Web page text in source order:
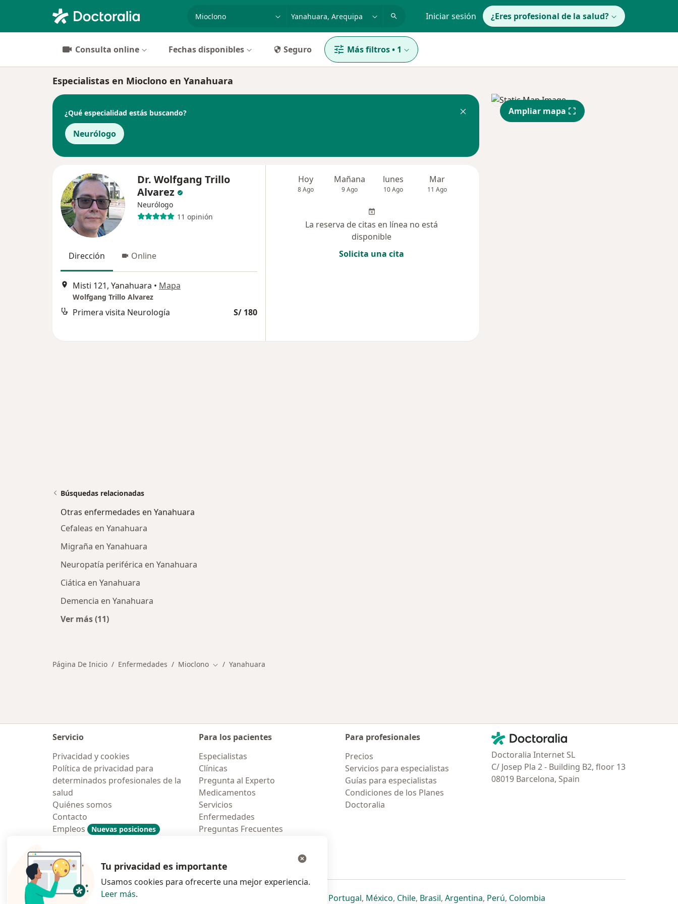
Iniciar sesión ¿Eres profesional de la salud?
Consulta online Fechas disponibles Seguro Más filtros• 1
Especialistas en Mioclono en Yanahuara
¿Qué especialidad estás buscando?
Neurólogo
Dr. Wolfgang Trillo
Alvarez
Neurólogo
11 opinión
Dirección Online
Misti 121, Yanahuara • Mapa
Wolfgang Trillo Alvarez
Primera visita Neurología S/ 180
Hoy
8 Ago
Mañana
9 Ago
lunes
10 Ago
Mar
11 Ago
La reserva de citas en línea no está
disponible
Solicita una cita
Ampliar mapa
Búsquedas relacionadas
Otras enfermedades en Yanahuara
Cefaleas en Yanahuara
Migraña en Yanahuara
Neuropatía periférica en Yanahuara
Ciática en Yanahuara
Demencia en Yanahuara
Ver más (11)
Página De Inicio Enfermedades Mioclono Cambiar de ciudad
Yanahuara
Servicio
Privacidad y cookies
Política de privacidad para
determinados profesionales de la
salud
Quiénes somos
Contacto
Empleos
Nuevas posiciones
Contratación
Para los pacientes
Especialistas
Clínicas
Pregunta al Experto
Medicamentos
Servicios
Enfermedades
Preguntas Frecuentes
Para profesionales
Precios
Servicios para especialistas
Guías para especialistas
Condiciones de los Planes
Doctoralia
Contacto
Doctoralia - Página de inicio
Doctoralia Internet SL
C/ Josep Pla 2 - Building B2, floor 13
08019 Barcelona, Spain
Polska se abre en una nueva pestaña
se abre en una nueva pestaña
se abre en una nueva pestaña
se abre en una nueva pestaña
Portugalse abre en una nueva pestaña
, Méxicose abre en una nueva pestaña
, Chilese abre en una nueva pestaña
, Brasilse abre en una nueva pestaña
, Argentinase abre en una nueva pestaña
, Perúse abre en una nueva pestaña
, Colombiase abre en una nueva pestaña
Tu privacidad es importante
Usamos cookies para ofrecerte una mejor experiencia.
Leer más.